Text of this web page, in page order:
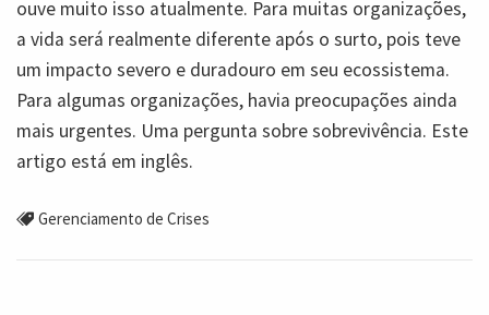
ouve muito isso atualmente. Para muitas organizações,
a vida será realmente diferente após o surto, pois teve
um impacto severo e duradouro em seu ecossistema.
Para algumas organizações, havia preocupações ainda
mais urgentes. Uma pergunta sobre sobrevivência. Este
artigo está em inglês.
Gerenciamento de Crises